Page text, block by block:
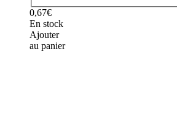
0,67€
En stock
Ajouter
au panier